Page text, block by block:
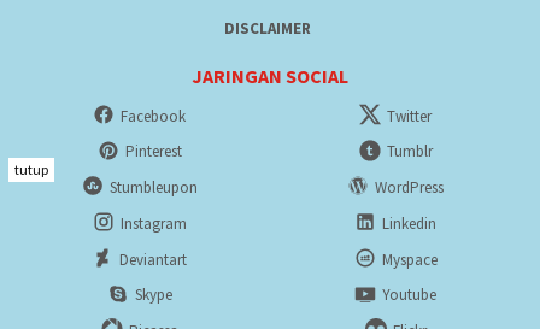
DISCLAIMER
JARINGAN SOCIAL
Facebook
Twitter
Pinterest
Tumblr
Stumbleupon
WordPress
Instagram
Linkedin
Deviantart
Myspace
Skype
Youtube
tutup